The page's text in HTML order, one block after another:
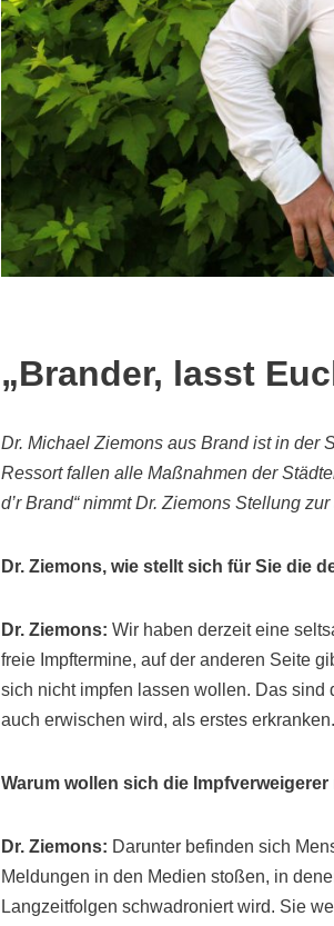
„Brander, lasst
Dr. Michael Ziemons aus Brand ist in der
Ressort fallen alle Maßnahmen der
d’r Brand“ nimmt Dr. Ziemons Stellung
Dr. Ziemons, wie stellt sich für Sie die
Dr. Ziemons: Wir haben derzeit eine
freie Impftermine, auf der anderen Seite
sich nicht impfen lassen wollen. Das sind
auch erwischen wird, als erstes erkranken.
Warum wollen sich die
Dr. Ziemons: Darunter befinden sich
Meldungen in den Medien stoßen, in
Langzeitfolgen schwadroniert wird. Sie